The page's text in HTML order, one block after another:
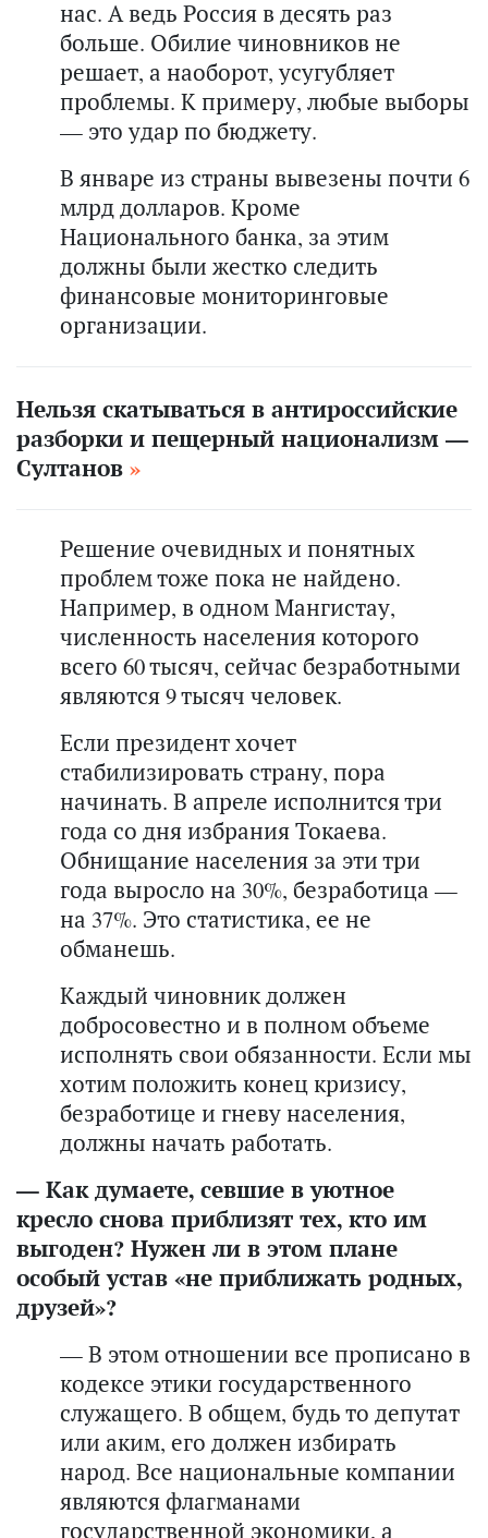
нас. А ведь Россия в десять раз
больше. Обилие чиновников не
решает, а наоборот, усугубляет
проблемы. К примеру, любые выборы
— это удар по бюджету.
В январе из страны вывезены почти 6
млрд долларов. Кроме
Национального банка, за этим
должны были жестко следить
финансовые мониторинговые
организации.
Нельзя скатываться в антироссийские
разборки и пещерный национализм —
Султанов
Решение очевидных и понятных
проблем тоже пока не найдено.
Например, в одном Мангистау,
численность населения которого
всего 60 тысяч, сейчас безработными
являются 9 тысяч человек.
Если президент хочет
стабилизировать страну, пора
начинать. В апреле исполнится три
года со дня избрания Токаева.
Обнищание населения за эти три
года выросло на 30%, безработица —
на 37%. Это статистика, ее не
обманешь.
Каждый чиновник должен
добросовестно и в полном объеме
исполнять свои обязанности. Если мы
хотим положить конец кризису,
безработице и гневу населения,
должны начать работать.
— Как думаете, севшие в уютное
кресло снова приблизят тех, кто им
выгоден? Нужен ли в этом плане
особый устав «не приближать родных,
друзей»?
— В этом отношении все прописано в
кодексе этики государственного
служащего. В общем, будь то депутат
или аким, его должен избирать
народ. Все национальные компании
являются флагманами
государственной экономики, а